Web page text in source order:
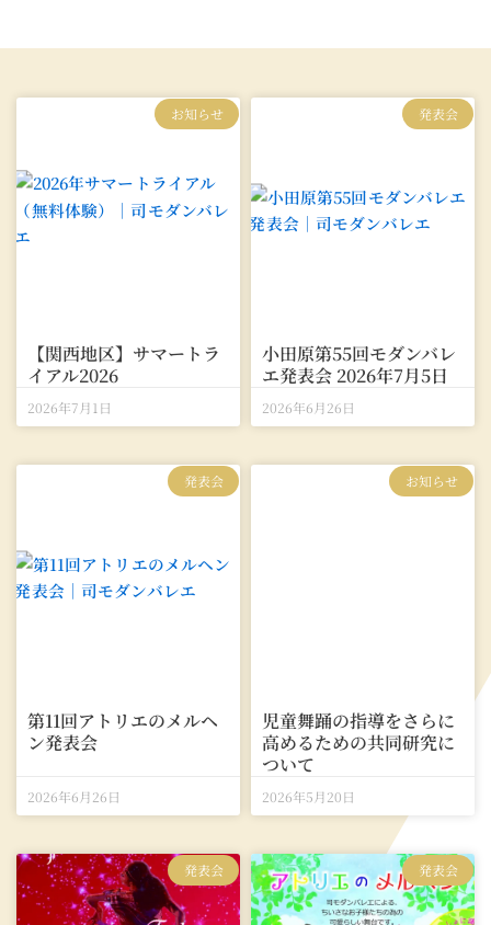
お知らせ
【関西地区】サマートラ
イアル2026
2026年7月1日
発表会
小田原第55回モダンバレ
エ発表会 2026年7月5日
2026年6月26日
発表会
第11回アトリエのメルヘ
ン発表会
2026年6月26日
お知らせ
児童舞踊の指導をさらに
高めるための共同研究に
ついて
2026年5月20日
発表会 発表会
ペ
ジ ジ